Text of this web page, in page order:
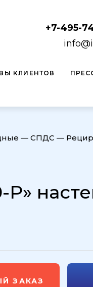
+7-495-
КЛИЕНТОВ
— СПДС —
ЗАКАЗ